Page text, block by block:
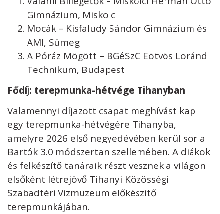
Gimnázium, Miskolc
Mocák – Kisfaludy Sándor Gimnázium és
AMI, Sümeg
A Póráz Mögött – BGéSzC Eötvös Loránd
Technikum, Budapest
Fődíj: terepmunka-hétvége Tihanyban
Valamennyi díjazott csapat meghívást kap
egy terepmunka-hétvégére Tihanyba,
amelyre 2026 első negyedévében kerül sor a
Bartók 3.0 módszertan szellemében. A diákok
és felkészítő tanáraik részt vesznek a világon
elsőként létrejövő Tihanyi Közösségi
Szabadtéri Vízmúzeum előkészítő
terepmunkájában.